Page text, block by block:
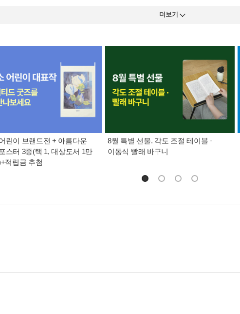
더보기
린이 브랜드전 + 아름다운
스터 3종(택 1, 대상도서 1만
적립금 추첨
8월 특별 선물. 각도 조절 테이블 ·
이동식 빨래 바구니